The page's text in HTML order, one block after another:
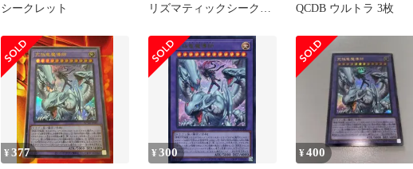
シークレット
リズマティックシークレ
QCDB ウルトラ 3枚
¥377 ¥300 ¥400